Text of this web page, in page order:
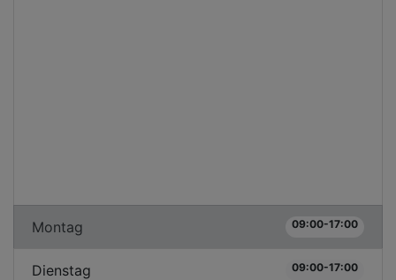
Montag 09:00-17:00
Dienstag 09:00-17:00